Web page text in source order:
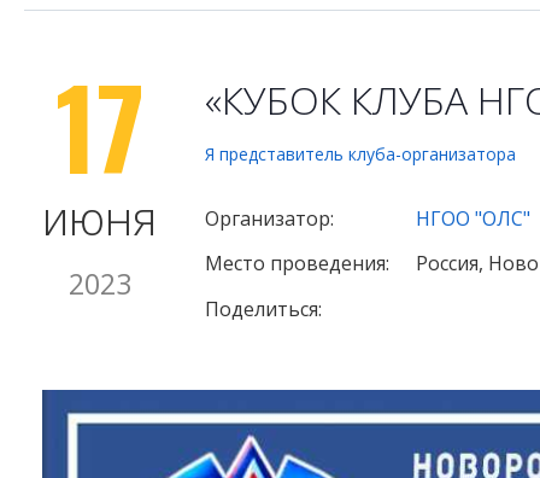
17
июня
2023
«КУБОК КЛУБА
Я представитель клуба-организатора
Организатор:
НГОО "ОЛС"
Место проведения:
Россия,
Поделиться: